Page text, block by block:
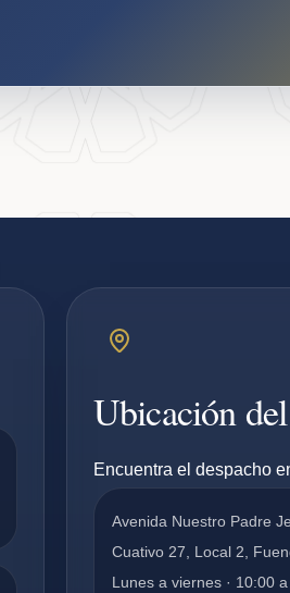
Ubicación
Encuentra el despacho
Avenida Nuestro Padre
Cuativo 27, Local 2,
Lunes a viernes · 10:00 a